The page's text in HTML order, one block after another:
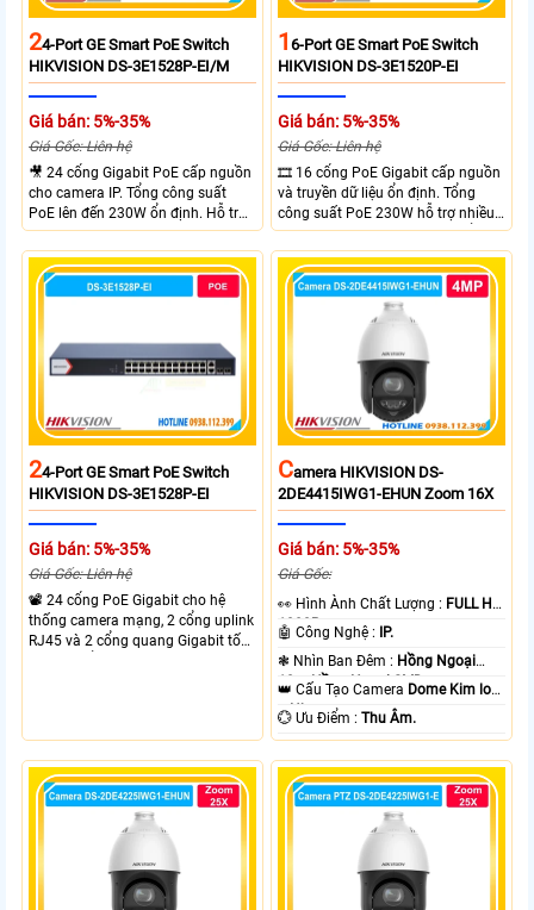
24-Port GE Smart PoE Switch
HIKVISION DS-3E1528P-EI/M
Giá bán: 5%-35%
Giá Gốc: Liên hệ
🎥 24 cổng Gigabit PoE cấp nguồn
cho camera IP. Tổng công suất
PoE lên đến 230W ổn định. Hỗ trợ
truyền PoE xa đến 300 mét. Băng
thông chuyển mạch đạt 68 Gbps
mạnh mẽ.
16-Port GE Smart PoE Switch
HIKVISION DS-3E1520P-EI
Giá bán: 5%-35%
Giá Gốc: Liên hệ
🎞 16 cổng PoE Gigabit cấp nguồn
và truyền dữ liệu ổn định. Tổng
công suất PoE 230W hỗ trợ nhiều
thiết bị cùng lúc. Tốc độ chuyển
mạch 68Gbps đảm bảo hiệu suất
cao ổn định. Hỗ trợ truyền PoE xa
lên đến 300m cho hệ thống
24-Port GE Smart PoE Switch
HIKVISION DS-3E1528P-EI
Giá bán: 5%-35%
Giá Gốc: Liên hệ
📽 24 cổng PoE Gigabit cho hệ
thống camera mạng, 2 cổng uplink
RJ45 và 2 cổng quang Gigabit tốc
CAmera HIKVISION DS-
2DE4415IWG1-EHUN Zoom 16X
Giá bán: 5%-35%
Giá Gốc:
️👀 Hình Ành Chất Lượng : FULL HD
1080P .
🤖️ Công Nghệ :
IP.
❃ Nhìn Ban Đêm : Hồng Ngoại
10m Hồng Ngoại SMD.
👑 Cấu Tạo Camera Dome Kim loại
+ Nhựa.
️💮 Ưu Điểm :Thu Âm.